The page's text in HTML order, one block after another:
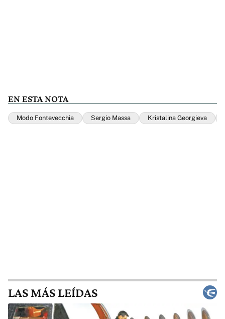
EN ESTA NOTA
Modo Fontevecchia Sergio Massa Kristalina Georgieva
LAS MÁS LEÍDAS